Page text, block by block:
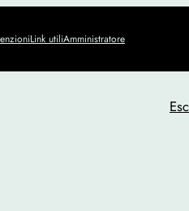
Link utiliAmministratore